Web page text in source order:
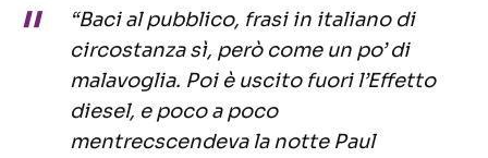
“Baci al pubblico, frasi in italiano di
circostanza sì, però come un po’ di
malavoglia. Poi è uscito fuori l’Effetto
diesel, e poco a poco
mentrecscendeva la notte Paul